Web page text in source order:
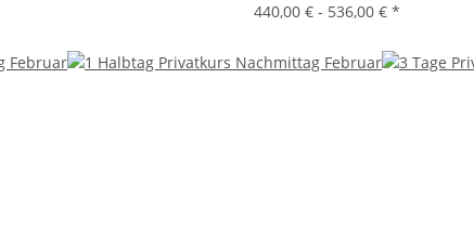
440,00 € - 536,00 € *